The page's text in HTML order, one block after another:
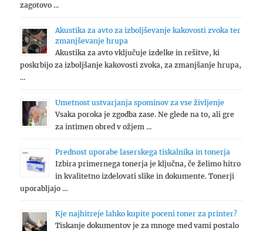
zagotovo …
Akustika za avto za izboljševanje kakovosti zvoka ter
zmanjševanje hrupa
Akustika za avto vključuje izdelke in rešitve, ki
poskrbijo za izboljšanje kakovosti zvoka, za zmanjšanje hrupa,
…
Umetnost ustvarjanja spominov za vse življenje
Vsaka poroka je zgodba zase. Ne glede na to, ali gre
za intimen obred v ožjem …
Prednost uporabe laserskega tiskalnika in tonerja
Izbira primernega tonerja je ključna, če želimo hitro
in kvalitetno izdelovati slike in dokumente. Tonerji
uporabljajo …
Kje najhitreje lahko kupite poceni toner za printer?
Tiskanje dokumentov je za mnoge med vami postalo